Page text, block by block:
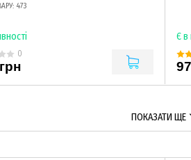
473
0
Є в
ПОКАЗАТИ ЩЕ